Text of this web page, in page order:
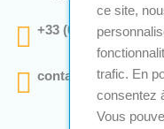
+33 (0)4 12 28 00 69
contact@a2s-
ce site,
trafic. En
consentez
Vous